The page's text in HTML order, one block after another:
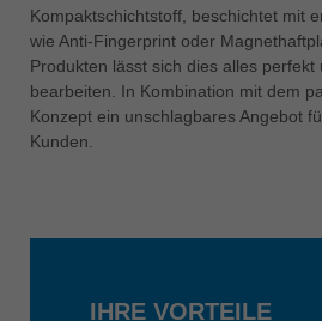
yкраїнська
Kompaktschichtstoff, beschichtet mit
wie Anti-Fingerprint oder
Produkten lässt sich dies alles perfekt
bearbeiten. In Kombination mit dem
Konzept ein unschlagbares Angebot
Kunden.
IHRE VORTEILE